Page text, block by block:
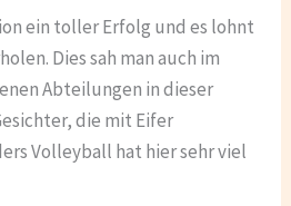
ein toller Erfolg und es lohnt
Dies sah man auch im
Abteilungen in dieser
die mit Eifer
Volleyball hat hier sehr viel